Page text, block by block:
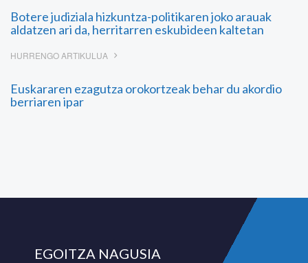
Botere judiziala hizkuntza-politikaren joko arauak
aldatzen ari da, herritarren eskubideen kaltetan
HURRENGO ARTIKULUA
Euskararen ezagutza orokortzeak behar du akordio
berriaren ipar
EGOITZA NAGUSIA